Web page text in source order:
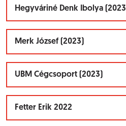
Hegyváriné Denk Ibolya (2023)
Merk József (2023)
UBM Cégcsoport (2023)
Fetter Erik 2022